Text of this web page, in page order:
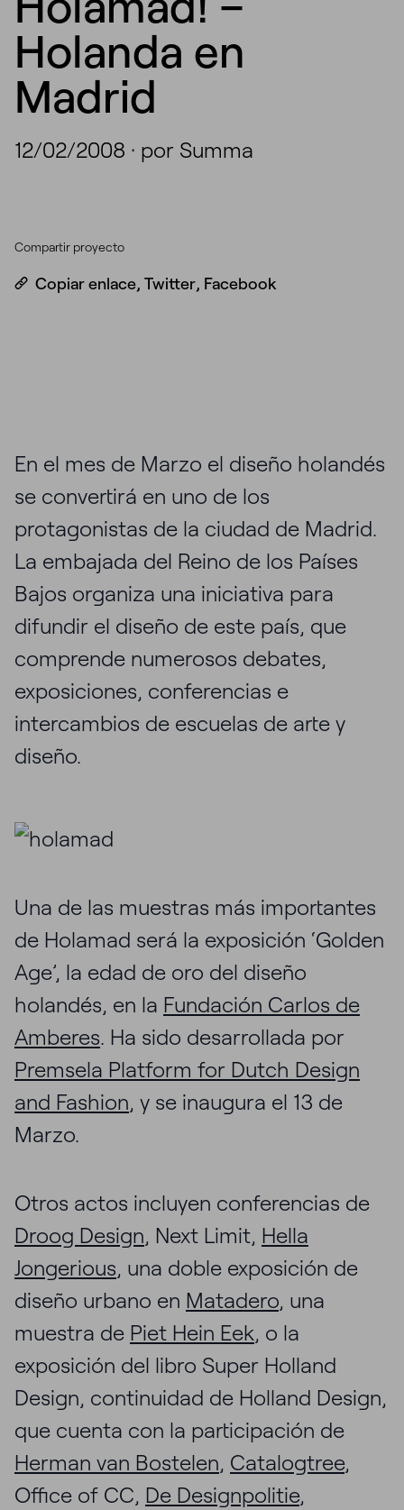
Holanda en
Madrid
12/02/2008 · por Summa
Compartir proyecto
Copiar enlace, Twitter, Facebook
En el mes de Marzo el diseño holandés
se convertirá en uno de los
protagonistas de la ciudad de Madrid.
La embajada del Reino de los Países
Bajos organiza una iniciativa para
difundir el diseño de este país, que
comprende numerosos debates,
exposiciones, conferencias e
intercambios de escuelas de arte y
diseño.
Una de las muestras más importantes
de Holamad será la exposición ‘Golden
Age’, la edad de oro del diseño
holandés, en la Fundación Carlos de
Amberes. Ha sido desarrollada por
Premsela Platform for Dutch Design
and Fashion, y se inaugura el 13 de
Marzo.
Otros actos incluyen conferencias de
Droog Design, Next Limit, Hella
Jongerious, una doble exposición de
diseño urbano en Matadero, una
muestra de Piet Hein Eek, o la
exposición del libro Super Holland
Design, continuidad de Holland Design,
que cuenta con la participación de
Herman van Bostelen, Catalogtree,
Office of CC, De Designpolitie,